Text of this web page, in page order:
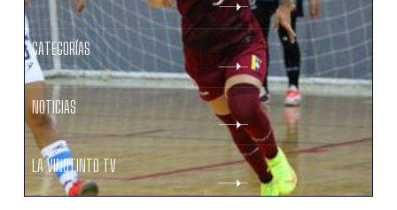
CATEGORÍAS
NOTICIAS
LA VINOTINTO TV